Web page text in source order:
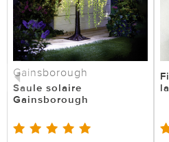
Gainsborough
Saule solaire
Gainsborough